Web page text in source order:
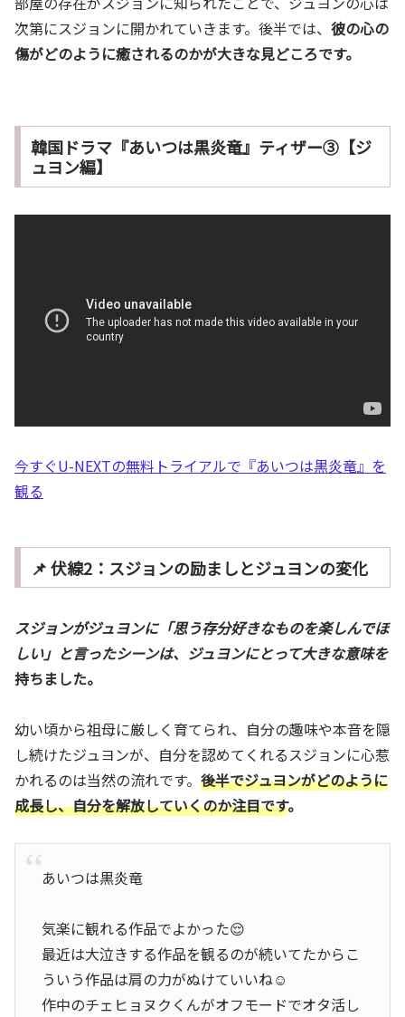
次第にスジョンに開かれていきます。後半では、 彼の心の
傷がどのように癒されるのかが大きな見どころです。
韓国ドラマ『あいつは黒炎竜』ティザー③【ジ
ュヨン編】
今すぐU-NEXTの無料トライアルで『あいつは黒炎竜』を
観る
📌 伏線2：スジョンの励ましとジュヨンの変化
スジョンがジュヨンに「思う存分好きなものを楽しんでほ
しい」と言ったシーンは、ジュヨンにとって大きな意味を
持ちました。
幼い頃から祖母に厳しく育てられ、自分の趣味や本音を隠
し続けたジュヨンが、自分を認めてくれるスジョンに心惹
かれるのは当然の流れです。 後半でジュヨンがどのように
成長し、自分を解放していくのか注目です。
あいつは黒炎竜
気楽に観れる作品でよかった😌
最近は大泣きする作品を観るのが続いてたからこ
ういう作品は肩の力がぬけていいね☺
作中のチェヒョヌクくんがオフモードでオタ活し